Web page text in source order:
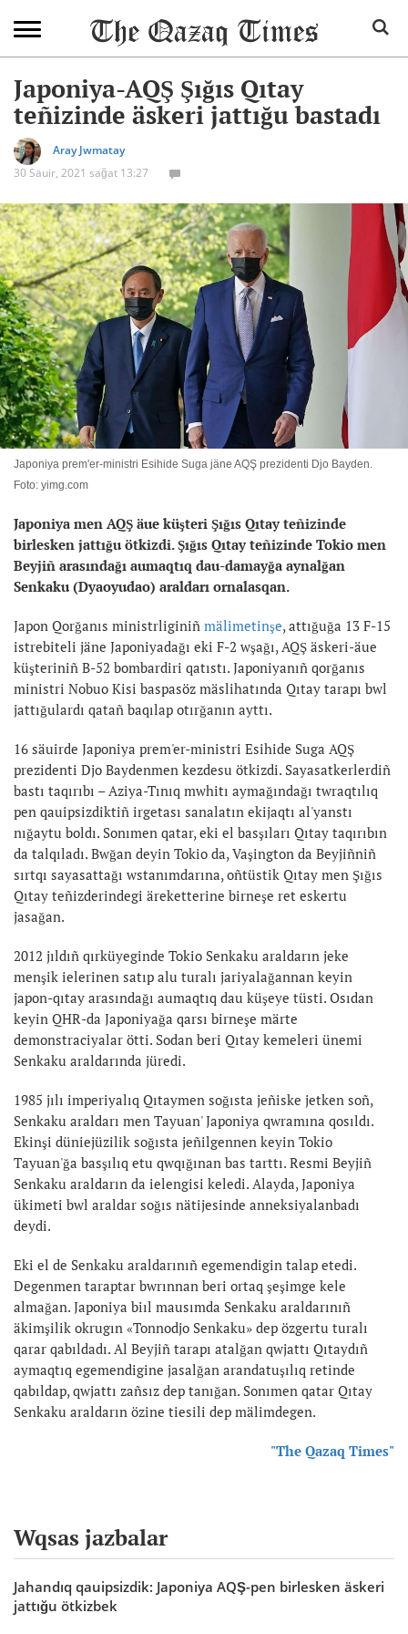
Japoniya-AQŞ Şığıs Qıtay
teñizinde äskeri jattığu bastadı
Aray Jwmatay
30 Säuir, 2021 sağat 13:27
Japoniya prem'er-ministri Esihide Suga jäne AQŞ prezidenti Djo Bayden.
Foto: yimg.com
Japoniya men AQŞ äue küşteri Şığıs Qıtayteñizinde
birlesken jattığu ötkizdi.Şığıs Qıtay teñizinde Tokio men
Beyjiñ arasındağı aumaqtıq dau-damayğa aynalğan
Senkaku (Dyaoyudao) araldarı ornalasqan.
Japon Qorğanıs ministrliginiñ mälimetinşe, attığuğa 13 F-15
istrebiteli jäne Japoniyadağı eki F-2 wşağı, AQŞ äskeri-äue
küşteriniñ B-52 bombardiri qatıstı. Japoniyanıñ qorğanıs
ministri Nobuo Kisi baspasöz mäslihatında Qıtay tarapı bwl
jattığulardı qatañ baqılap otırğanın ayttı.
16 säuirde Japoniya prem'er-ministri Esihide Suga AQŞ
prezidenti Djo Baydenmen kezdesu ötkizdi. Sayasatkerlerdiñ
bastı taqırıbı – Aziya-Tınıq mwhitı aymağındağı twraqtılıq
pen qauipsizdiktiñ irgetası sanalatın ekijaqtı al'yanstı
nığaytu boldı. Sonımen qatar, eki el basşıları Qıtay taqırıbın
da talqıladı. Bwğan deyin Tokio da, Vaşington da Beyjiñniñ
sırtqı sayasattağı wstanımdarına, oñtüstik Qıtay men Şığıs
Qıtay teñizderindegi äreketterine birneşe ret eskertu
jasağan.
2012 jıldıñ qırküyeginde Tokio Senkaku araldarın jeke
menşik ielerinen satıp alu turalı jariyalağannan keyin
japon-qıtay arasındağı aumaqtıq dau küşeye tüsti. Osıdan
keyin QHR-da Japoniyağa qarsı birneşe märte
demonstraciyalar ötti. Sodan beri Qıtay kemeleri ünemi
Senkaku araldarında jüredi.
1985 jılı imperiyalıq Qıtaymen soğısta jeñiske jetken soñ,
Senkaku araldarı men Tayuan' Japoniya qwramına qosıldı.
Ekinşi düniejüzilik soğısta jeñilgennen keyin Tokio
Tayuan'ğa basşılıq etu qwqığınan bas tarttı. Resmi Beyjiñ
Senkaku araldarın da ielengisi keledi. Alayda, Japoniya
ükimeti bwl araldar soğıs nätijesinde anneksiyalanbadı
deydi.
Eki el de Senkaku araldarınıñ egemendigin talap etedi.
Degenmen taraptar bwrınnan beri ortaq şeşimge kele
almağan. Japoniya biıl mausımda Senkaku araldarınıñ
äkimşilik okrugın «Tonnodjo Senkaku» dep özgertu turalı
qarar qabıldadı. Al Beyjiñ tarapı atalğan qwjattı Qıtaydıñ
aymaqtıq egemendigine jasalğan arandatuşılıq retinde
qabıldap, qwjattı zañsız dep tanığan. Sonımen qatar Qıtay
Senkaku araldarın özine tiesili dep mälimdegen.
"The Qazaq Times"
Wqsas jazbalar
Jahandıq qauipsizdik: Japoniya AQŞ-pen birlesken äskeri
jattığu ötkizbek